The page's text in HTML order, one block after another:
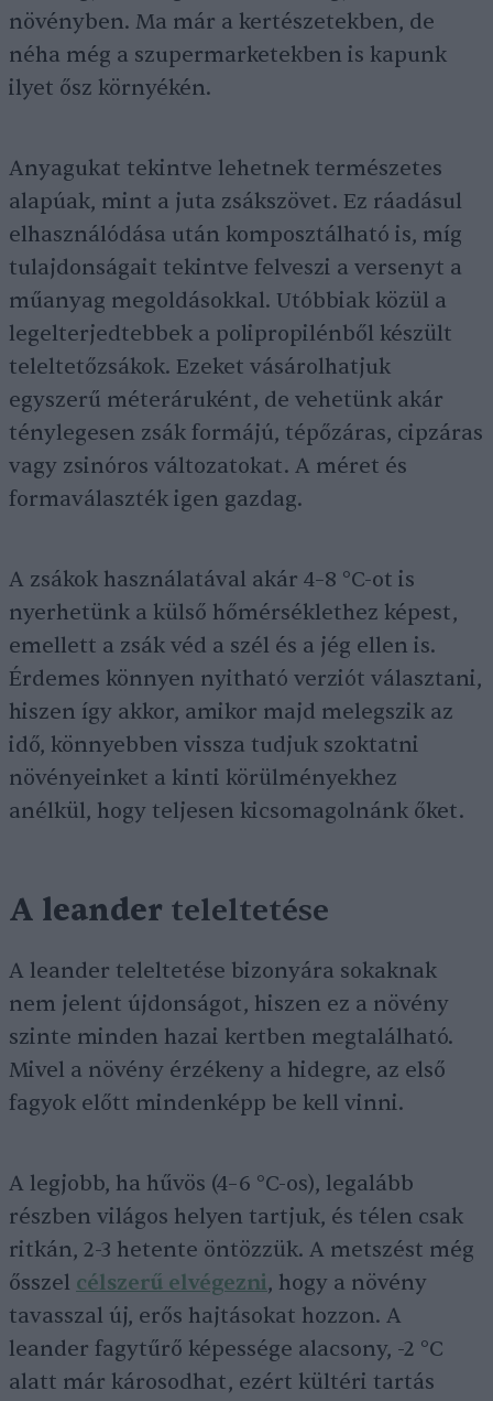
növényben. Ma már a kertészetekben, de
néha még a szupermarketekben is kapunk
ilyet ősz környékén.
Anyagukat tekintve lehetnek természetes
alapúak, mint a juta zsákszövet. Ez ráadásul
elhasználódása után komposztálható is, míg
tulajdonságait tekintve felveszi a versenyt a
műanyag megoldásokkal. Utóbbiak közül a
legelterjedtebbek a polipropilénből készült
teleltetőzsákok. Ezeket vásárolhatjuk
egyszerű méteráruként, de vehetünk akár
ténylegesen zsák formájú, tépőzáras, cipzáras
vagy zsinóros változatokat. A méret és
formaválaszték igen gazdag.
A zsákok használatával akár 4–8 °C-ot is
nyerhetünk a külső hőmérséklethez képest,
emellett a zsák véd a szél és a jég ellen is.
Érdemes könnyen nyitható verziót választani,
hiszen így akkor, amikor majd melegszik az
idő, könnyebben vissza tudjuk szoktatni
növényeinket a kinti körülményekhez
anélkül, hogy teljesen kicsomagolnánk őket.
A leander teleltetése
A leander teleltetése bizonyára sokaknak
nem jelent újdonságot, hiszen ez a növény
szinte minden hazai kertben megtalálható.
Mivel a növény érzékeny a hidegre, az első
fagyok előtt mindenképp be kell vinni.
A legjobb, ha hűvös (4–6 °C-os), legalább
részben világos helyen tartjuk, és télen csak
ritkán, 2-3 hetente öntözzük. A metszést még
ősszel célszerű elvégezni, hogy a növény
tavasszal új, erős hajtásokat hozzon. A
leander fagytűrő képessége alacsony, -2 °C
alatt már károsodhat, ezért kültéri tartás